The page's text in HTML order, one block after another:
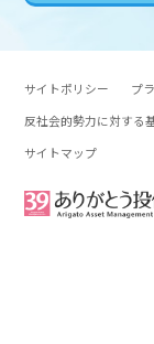
サイトポリシー プ
反社会的勢力に対する
サイトマップ